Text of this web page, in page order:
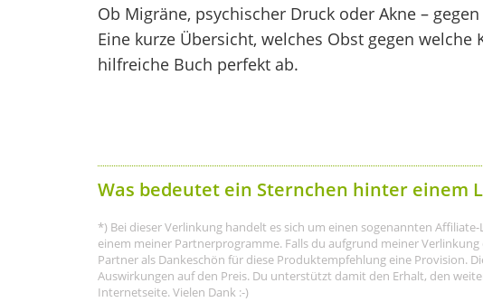
Ob Migräne, psychischer Druck oder Akne –
Eine kurze Übersicht, welches Obst gegen
hilfreiche Buch perfekt ab.
Was bedeutet ein Sternchen hinter einem
*) Bei dieser Verlinkung handelt es sich um einen sogenannten
einem meiner Partnerprogramme. Falls du aufgrund meiner
Partner als Dankeschön für diese Produktempfehlung eine Provision.
Auswirkungen auf den Preis. Du unterstützt damit den Erhalt, den
Internetseite. Vielen Dank :-)